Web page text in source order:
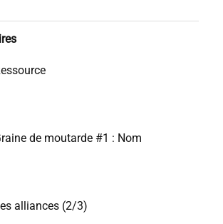
de moutarde #1 : Nom
alliances (2/3)